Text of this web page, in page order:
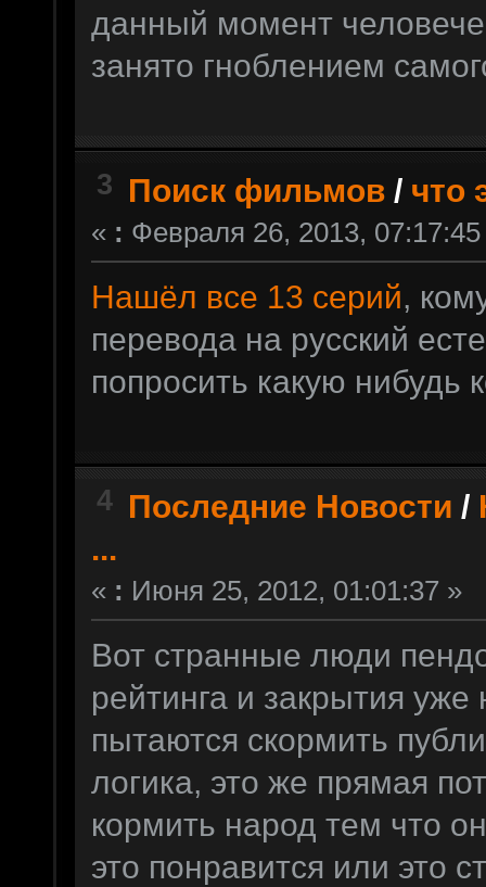
данный момент
занято гноблением
3 Поиск фильмов / что
« : Февраля 26, 2013, 07:17:45
Нашёл все 13 серий,
перевода на русский
попросить какую нибудь
4 Последние Новости /
...
« : Июня 25, 2012, 01:01:37 »
Вот странные люди
рейтинга и закрытия
пытаются скормить
логика, это же прямая
кормить народ тем что
это понравится или это